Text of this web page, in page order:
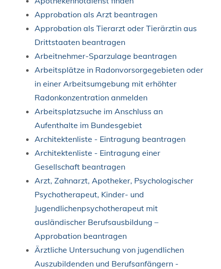
Approbation als Arzt beantragen
Approbation als Tierarzt oder Tierärztin aus
Drittstaaten beantragen
Arbeitnehmer-Sparzulage beantragen
Arbeitsplätze in Radonvorsorgegebieten oder
in einer Arbeitsumgebung mit erhöhter
Radonkonzentration anmelden
Arbeitsplatzsuche im Anschluss an
Aufenthalte im Bundesgebiet
Architektenliste - Eintragung beantragen
Architektenliste - Eintragung einer
Gesellschaft beantragen
Arzt, Zahnarzt, Apotheker, Psychologischer
Psychotherapeut, Kinder- und
Jugendlichenpsychotherapeut mit
ausländischer Berufsausbildung –
Approbation beantragen
Ärztliche Untersuchung von jugendlichen
Auszubildenden und Berufsanfängern -